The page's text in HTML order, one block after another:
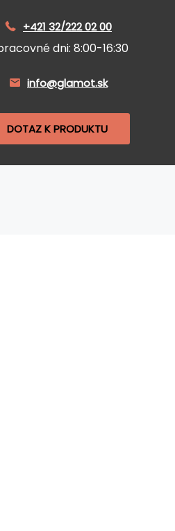
+421 32/222 02 00
dni: 8:00-16:30
info@glamot.sk
DOTAZ K PRODUKTU